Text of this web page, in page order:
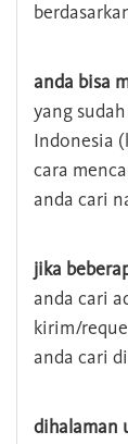
anda bisa
yang
Indonesia
cara
anda cari
jika
anda cari
kirim/
anda cari
dihalaman